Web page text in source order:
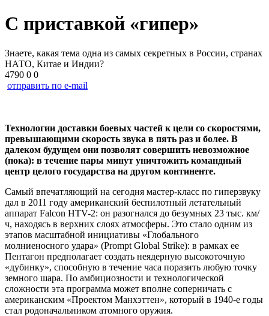
С приставкой «гипер»
Знаете, какая тема одна из самых секретных в России, странах
НАТО, Китае и Индии?
4790 0 0
отправить по e-mail
Технологии доставки боевых частей к цели со скоростями,
превышающими скорость звука в пять раз и более. В
далеком будущем они позволят совершить невозможное
(пока): в течение пары минут уничтожить командный
центр целого государства на другом континенте.
Самый впечатляющий на сегодня мастер-класс по гиперзвуку
дал в 2011 году американский беспилотный летательный
аппарат Falcon HTV-2: он разогнался до безумных 23 тыс. км/
ч, находясь в верхних слоях атмосферы. Это стало одним из
этапов масштабной инициативы «Глобального
молниеносного удара» (Prompt Global Strike): в рамках ее
Пентагон предполагает создать неядерную высокоточную
«дубинку», способную в течение часа поразить любую точку
земного шара. По амбициозности и технологической
сложности эта программа может вполне соперничать с
американским «Проектом Манхэттен», который в 1940-е годы
стал родоначальником атомного оружия.